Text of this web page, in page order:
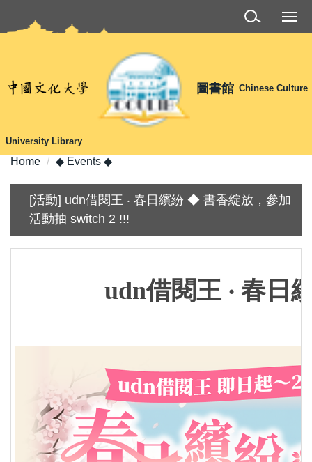
content
block
圖書館 Chinese Culture
University Library
Home ◆ Events ◆
[活動] udn借閱王 ‧ 春日繽紛 ◆ 書香綻放，參加
活動抽 switch 2 !!!
udn借閱王 ‧ 春日